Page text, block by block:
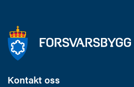
Kontakt oss